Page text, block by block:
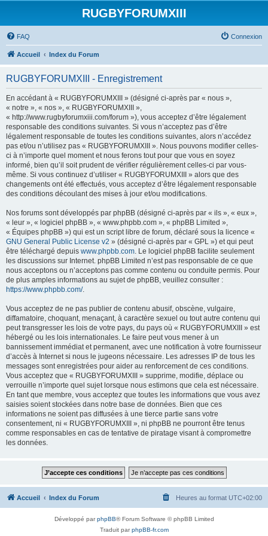
RUGBYFORUMXIII
FAQ Connexion
Accueil Index du Forum
RUGBYFORUMXIII - Enregistrement
En accédant à « RUGBYFORUMXIII » (désigné ci-après par « nous »,
« notre », « nos », « RUGBYFORUMXIII »,
« http://www.rugbyforumxiii.com/forum »), vous acceptez d’être légalement
responsable des conditions suivantes. Si vous n’acceptez pas d’être
légalement responsable de toutes les conditions suivantes, alors n’accédez
pas et/ou n’utilisez pas « RUGBYFORUMXIII ». Nous pouvons modifier celles-
ci à n’importe quel moment et nous ferons tout pour que vous en soyez
informé, bien qu’il soit prudent de vérifier régulièrement celles-ci par vous-
même. Si vous continuez d’utiliser « RUGBYFORUMXIII » alors que des
changements ont été effectués, vous acceptez d’être légalement responsable
des conditions découlant des mises à jour et/ou modifications.
Nos forums sont développés par phpBB (désigné ci-après par « ils », « eux »,
« leur », « logiciel phpBB », « www.phpbb.com », « phpBB Limited »,
« Équipes phpBB ») qui est un script libre de forum, déclaré sous la licence «
GNU General Public License v2 » (désigné ci-après par « GPL ») et qui peut
être téléchargé depuis www.phpbb.com. Le logiciel phpBB facilite seulement
les discussions sur Internet. phpBB Limited n’est pas responsable de ce que
nous acceptons ou n’acceptons pas comme contenu ou conduite permis. Pour
de plus amples informations au sujet de phpBB, veuillez consulter :
https://www.phpbb.com/.
Vous acceptez de ne pas publier de contenu abusif, obscène, vulgaire,
diffamatoire, choquant, menaçant, à caractère sexuel ou tout autre contenu qui
peut transgresser les lois de votre pays, du pays où « RUGBYFORUMXIII » est
hébergé ou les lois internationales. Le faire peut vous mener à un
bannissement immédiat et permanent, avec une notification à votre fournisseur
d’accès à Internet si nous le jugeons nécessaire. Les adresses IP de tous les
messages sont enregistrées pour aider au renforcement de ces conditions.
Vous acceptez que « RUGBYFORUMXIII » supprime, modifie, déplace ou
verrouille n’importe quel sujet lorsque nous estimons que cela est nécessaire.
En tant que membre, vous acceptez que toutes les informations que vous avez
saisies soient stockées dans notre base de données. Bien que ces
informations ne soient pas diffusées à une tierce partie sans votre
consentement, ni « RUGBYFORUMXIII », ni phpBB ne pourront être tenus
comme responsables en cas de tentative de piratage visant à compromettre
les données.
Accueil Index du Forum Heures au format UTC+02:00
Développé parphpBB® Forum Software © phpBB Limited
Traduit parphpBB-fr.com